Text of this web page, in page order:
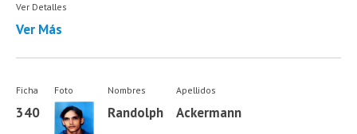
Ver Detalles
Ver Más
Ficha
340
Foto Nombres
Randolph
Apellidos
Ackermann